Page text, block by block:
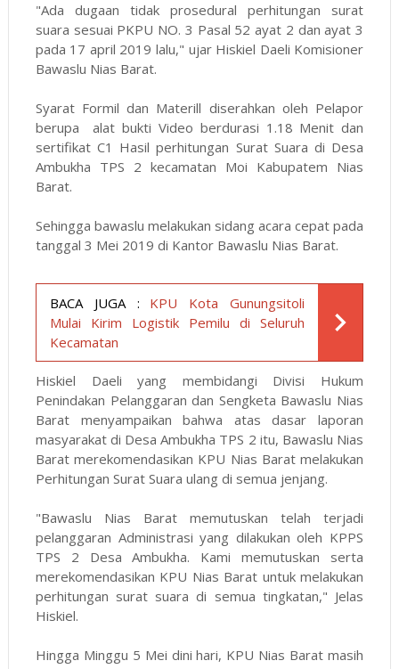
"Ada dugaan tidak prosedural perhitungan surat
suara sesuai PKPU NO. 3 Pasal 52 ayat 2 dan ayat 3
pada 17 april 2019 lalu," ujar Hiskiel Daeli Komisioner
Bawaslu Nias Barat.
Syarat Formil dan Materill diserahkan oleh Pelapor
berupa alat bukti Video berdurasi 1.18 Menit dan
sertifikat C1 Hasil perhitungan Surat Suara di Desa
Ambukha TPS 2 kecamatan Moi Kabupatem Nias
Barat.
Sehingga bawaslu melakukan sidang acara cepat pada
tanggal 3 Mei 2019 di Kantor Bawaslu Nias Barat.
BACA JUGA :
KPU Kota Gunungsitoli
Mulai Kirim Logistik Pemilu di Seluruh
Kecamatan
Hiskiel Daeli yang membidangi Divisi Hukum
Penindakan Pelanggaran dan Sengketa Bawaslu Nias
Barat menyampaikan bahwa atas dasar laporan
masyarakat di Desa Ambukha TPS 2 itu, Bawaslu Nias
Barat merekomendasikan KPU Nias Barat melakukan
Perhitungan Surat Suara ulang di semua jenjang.
"Bawaslu Nias Barat memutuskan telah terjadi
pelanggaran Administrasi yang dilakukan oleh KPPS
TPS 2 Desa Ambukha. Kami memutuskan serta
merekomendasikan KPU Nias Barat untuk melakukan
perhitungan surat suara di semua tingkatan," Jelas
Hiskiel.
Hingga Minggu 5 Mei dini hari, KPU Nias Barat masih